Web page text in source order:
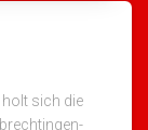
sich die